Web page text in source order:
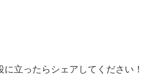
立ったらシェアしてください！